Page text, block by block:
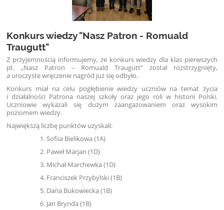
Konkurs wiedzy "Nasz Patron - Romuald
Traugutt"
Z przyjemnością informujemy, że konkurs wiedzy dla klas pierwszych
pt. „Nasz Patron – Romuald Traugutt” został rozstrzygnięty,
a uroczyste wręczenie nagród już się odbyło.
Konkurs miał na celu pogłębienie wiedzy uczniów na temat życia
i działalności Patrona naszej szkoły oraz jego roli w historii Polski.
Uczniowie wykazali się dużym zaangażowaniem oraz wysokim
poziomem wiedzy.
Największą liczbę punktów uzyskali:
Sofiia Bielikowa (1A)
Paweł Marjan (1D)
Michał Marchewka (1D)
Franciszek Przybylski (1B)
Daria Bukowiecka (1B)
Jan Brynda (1B)